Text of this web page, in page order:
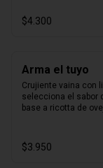
$4.300
Arma el tuyo
Crujiente vaina con
selecciona el sabor
base a ricotta de
1 unidad tamaño L
$3.950